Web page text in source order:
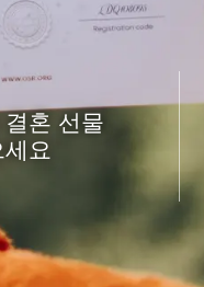
혼 선물
요